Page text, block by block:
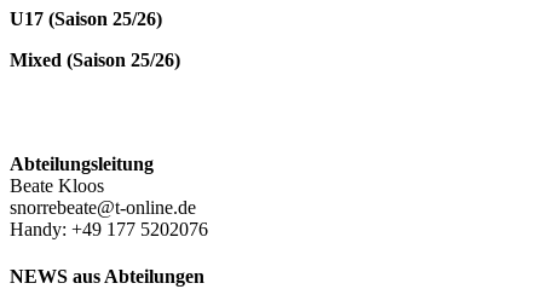
U17 (Saison 25/26)
Mixed (Saison 25/26)
Abteilungsleitung
Beate Kloos
snorrebeate@t-online.de
Handy: +49 177 5202076
NEWS aus Abteilungen